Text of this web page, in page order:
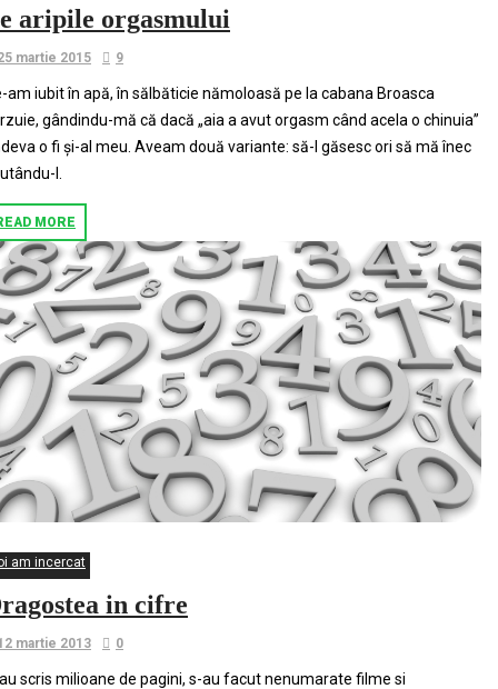
aripile orgasmului
martie 2015 9
am iubit în apă, în sălbăticie nămoloasă pe la cabana Broasca
gândindu-mă că dacă „aia a avut orgasm când acela o chinuia”
o fi și-al meu. Aveam două variante: să-l găsesc ori să mă înec
l.
MORE
am incercat
in cifre
martie 2013 0
scris milioane de pagini, s-au facut nenumarate filme si